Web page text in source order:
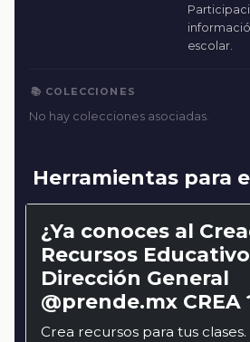
escolar.
📚 COLECCIONES
No hay colecciones asociadas.
Herramientas para
¿Ya conoces al
Recursos
Dirección General
@prende.mx CREA
Crea recursos para tus